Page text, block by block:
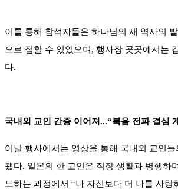
이를 통해 참석자들은 하나님의 새 역사의
으로 접할 수 있었으며, 행사장 곳곳에서는
다.
국내외 교인 간증 이어져...“복음 전파 결심
이날 행사에서는 영상을 통해 국내외 교인들
됐다. 일본의 한 교인은 직장 생활과 병행하
도하는 과정에서 “나 자신보다 더 나를 사랑